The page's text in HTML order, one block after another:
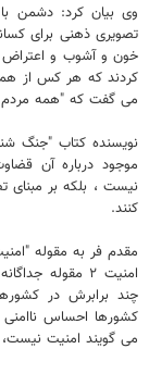
وی بیان کرد: دشمن
تصویری ذهنی برای
خون و آشوب و اعتراض
کردند که هر کس از
می گفت که "همه مردم
نویسنده کتاب "جنگ
موجود درباره آن
نیست ، بلکه بر
کنند.
مقدم فر به مقوله
چند برابرش در
کشورها احساس
می گویند امنیت